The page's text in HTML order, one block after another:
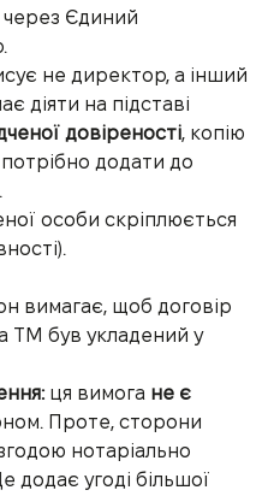
Єдиний
не директор, а інший
діяти на підставі
довіреності, копію
потрібно додати до
особи скріплюється
вимагає, щоб договір
ТМ був укладений у
ця вимога не є
Проте, сторони
нотаріально
додає угоді більшої